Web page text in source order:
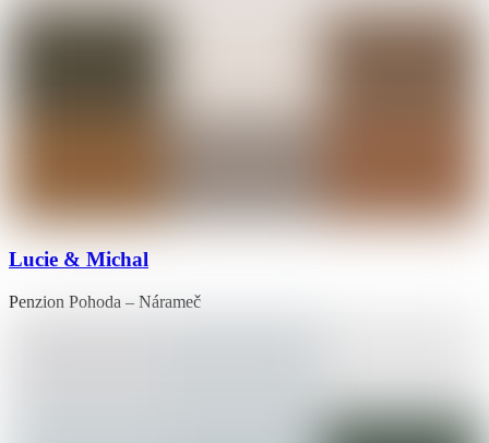
Lucie & Michal
Penzion Pohoda – Nárameč